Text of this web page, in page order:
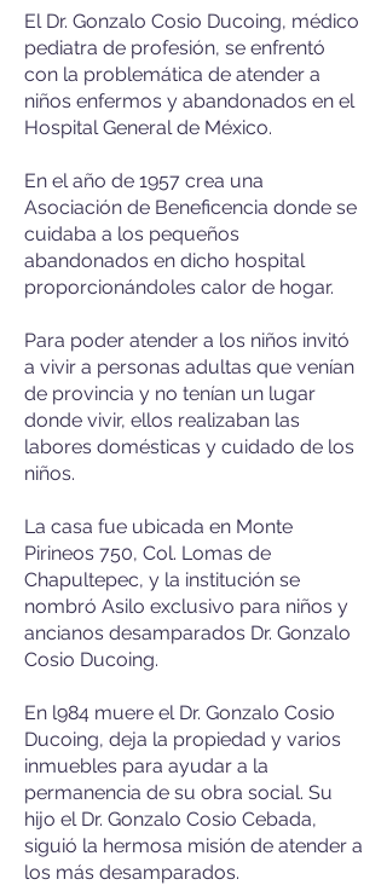
El Dr. Gonzalo Cosio Ducoing, médico
pediatra de profesión, se enfrentó
con la problemática de atender a
niños enfermos y abandonados en el
Hospital General de México.
En el año de 1957 crea una
Asociación de Beneficencia donde se
cuidaba a los pequeños
abandonados en dicho hospital
proporcionándoles calor de hogar.
Para poder atender a los niños invitó
a vivir a personas adultas que venían
de provincia y no tenían un lugar
donde vivir, ellos realizaban las
labores domésticas y cuidado de los
niños.
La casa fue ubicada en Monte
Pirineos 750, Col. Lomas de
Chapultepec, y la institución se
nombró Asilo exclusivo para niños y
ancianos desamparados Dr. Gonzalo
Cosio Ducoing.
En l984 muere el Dr. Gonzalo Cosio
Ducoing, deja la propiedad y varios
inmuebles para ayudar a la
permanencia de su obra social. Su
hijo el Dr. Gonzalo Cosio Cebada,
siguió la hermosa misión de atender a
los más desamparados.